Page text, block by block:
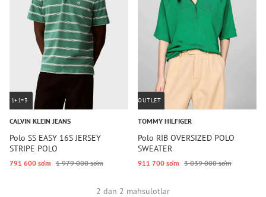
1+1=3
CALVIN KLEIN JEANS
Polo SS EASY 16S JERSEY
STRIPE POLO
791 600 so‘m 1 979 000 so‘m
OUTLET
TOMMY HILFIGER
Polo RIB OVERSIZED POLO
SWEATER
911 700 so‘m 3 039 000 so‘m
2 dan 2 mahsulotlar